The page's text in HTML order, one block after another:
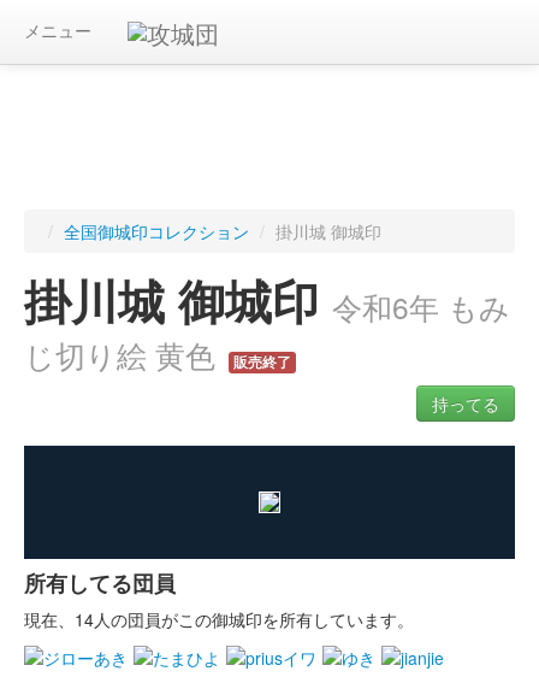
メニュー
/ 全国御城印コレクション / 掛川城 御城印
掛川城 御城印 令和6年 もみ
じ切り絵 黄色
販売終了
持ってる
所有してる団員
現在、14人の団員がこの御城印を所有しています。